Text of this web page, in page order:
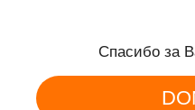
Спасибо за